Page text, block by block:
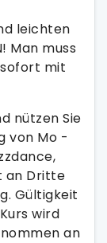
leichten
Man muss
sofort mit
nützen Sie
von Mo -
an Dritte
Gültigkeit
wird
an